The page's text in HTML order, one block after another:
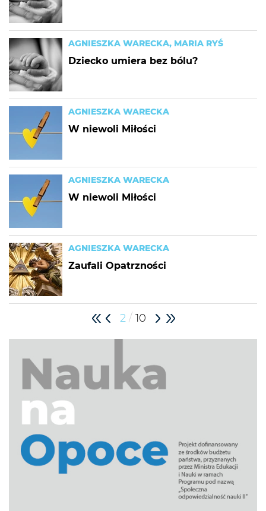
AGNIESZKA WARECKA, MARIA RYŚ
Dziecko umiera bez bólu?
AGNIESZKA WARECKA
W niewoli Miłości
AGNIESZKA WARECKA
W niewoli Miłości
AGNIESZKA WARECKA
Zaufali Opatrzności
2 / 10